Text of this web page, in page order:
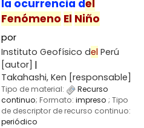
la ocurrencia del
Fenómeno El Niño
por
Instituto Geofísico del Perú
[autor]
Takahashi, Ken [responsable]
Tipo de material:
Recurso
continuo; Formato: impreso ; Tipo
de descriptor de recurso continuo:
periódico